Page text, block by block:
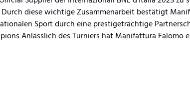
diese wichtige Zusammenarbeit bestätigt
Sport durch eine prestigeträchtige
Anlässlich des Turniers hat Manifattura Falomo